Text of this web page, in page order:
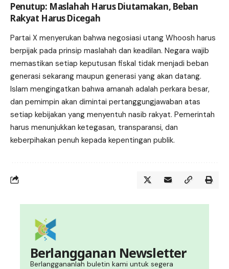
Penutup: Maslahah Harus Diutamakan, Beban
Rakyat Harus Dicegah
Partai X menyerukan bahwa negosiasi utang Whoosh harus
berpijak pada prinsip maslahah dan keadilan. Negara wajib
memastikan setiap keputusan fiskal tidak menjadi beban
generasi sekarang maupun generasi yang akan datang.
Islam mengingatkan bahwa amanah adalah perkara besar,
dan pemimpin akan dimintai pertanggungjawaban atas
setiap kebijakan yang menyentuh nasib rakyat. Pemerintah
harus menunjukkan ketegasan, transparansi, dan
keberpihakan penuh kepada kepentingan publik.
Berlangganan Newsletter
Berlanggananlah buletin kami untuk segera